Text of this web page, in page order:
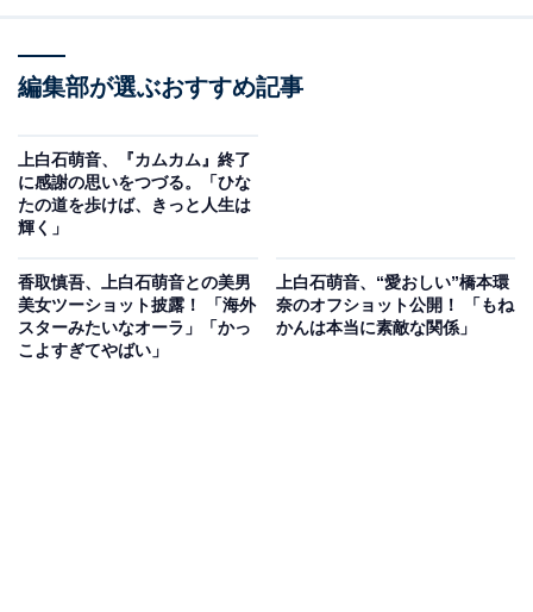
編集部が選ぶおすすめ記事
上白石萌音、『カムカム』終了
に感謝の思いをつづる。「ひな
たの道を歩けば、きっと人生は
輝く」
香取慎吾、上白石萌音との美男
美女ツーショット披露！ 「海外
スターみたいなオーラ」「かっ
こよすぎてやばい」
上白石萌音、“愛おしい”橋本環
奈のオフショット公開！ 「もね
かんは本当に素敵な関係」